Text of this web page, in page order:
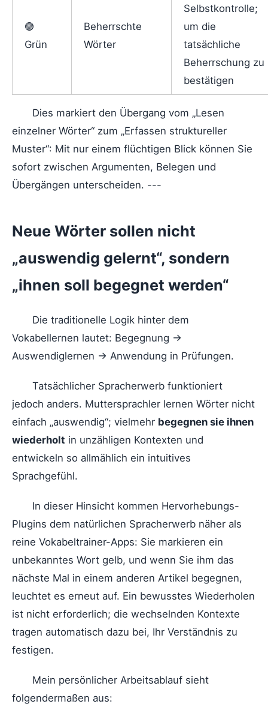
🟢
Grün
Beherrschte
Wörter
Selbstkontrolle;
um die
tatsächliche
Beherrschung zu
bestätigen
Dies markiert den Übergang vom „Lesen
einzelner Wörter“ zum „Erfassen struktureller
Muster“: Mit nur einem flüchtigen Blick können Sie
sofort zwischen Argumenten, Belegen und
Übergängen unterscheiden. ---
Neue Wörter sollen nicht
„auswendig gelernt“, sondern
„ihnen soll begegnet werden“
Die traditionelle Logik hinter dem
Vokabellernen lautet: Begegnung →
Auswendiglernen → Anwendung in Prüfungen.
Tatsächlicher Spracherwerb funktioniert
jedoch anders. Muttersprachler lernen Wörter nicht
einfach „auswendig“; vielmehr begegnen sie ihnen
wiederholt in unzähligen Kontexten und
entwickeln so allmählich ein intuitives
Sprachgefühl.
In dieser Hinsicht kommen Hervorhebungs-
Plugins dem natürlichen Spracherwerb näher als
reine Vokabeltrainer-Apps: Sie markieren ein
unbekanntes Wort gelb, und wenn Sie ihm das
nächste Mal in einem anderen Artikel begegnen,
leuchtet es erneut auf. Ein bewusstes Wiederholen
ist nicht erforderlich; die wechselnden Kontexte
tragen automatisch dazu bei, Ihr Verständnis zu
festigen.
Mein persönlicher Arbeitsablauf sieht
folgendermaßen aus: